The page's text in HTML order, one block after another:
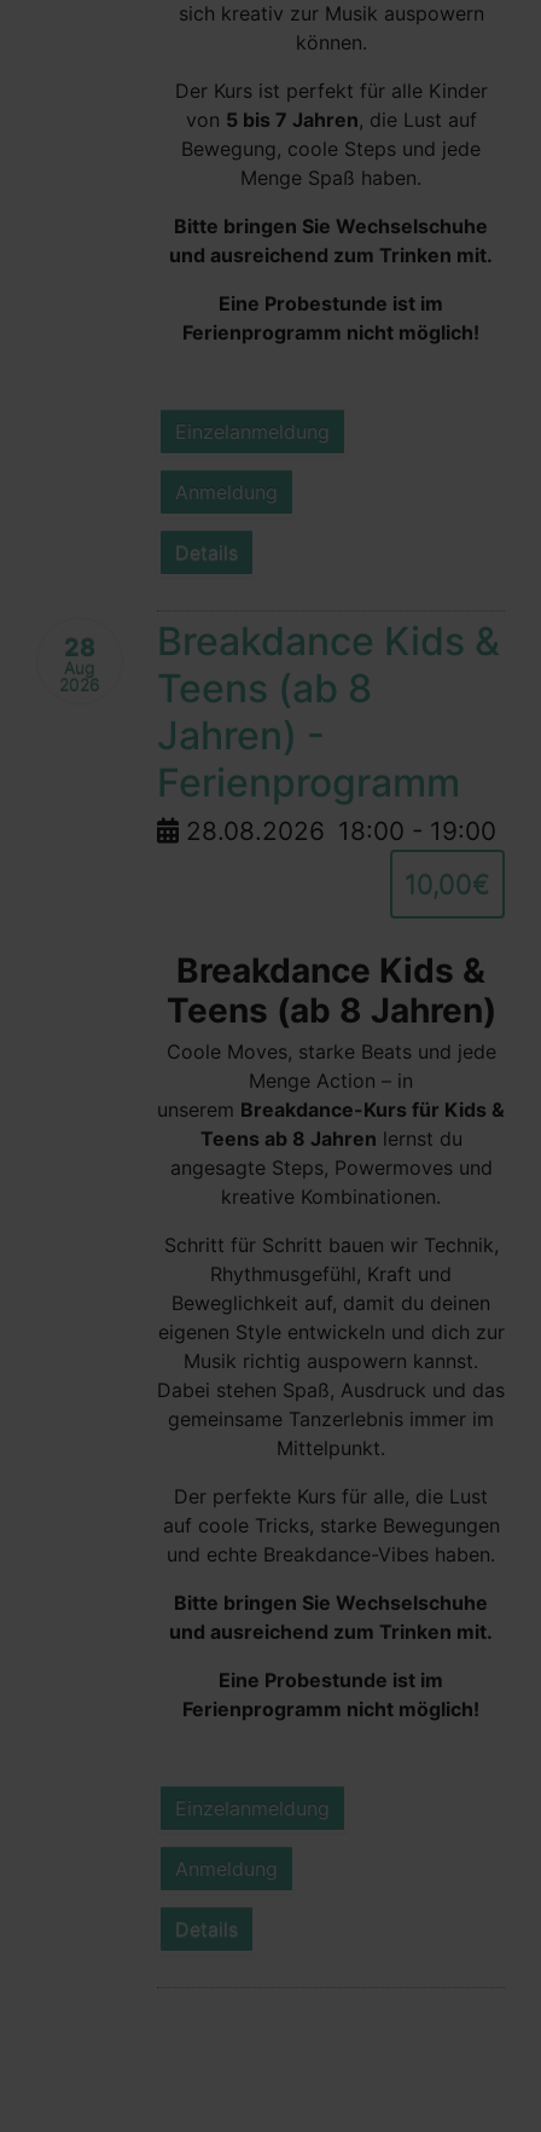
sich kreativ zur Musik auspowern
können.
Der Kurs ist perfekt für alle Kinder
von 5 bis 7 Jahren, die Lust auf
Bewegung, coole Steps und jede
Menge Spaß haben.
Bitte bringen Sie Wechselschuhe
und ausreichend zum Trinken mit.
Eine Probestunde ist im
Ferienprogramm nicht möglich!
Einzelanmeldung
Anmeldung
Details
28
Aug
2026
Breakdance Kids &
Teens (ab 8
Jahren) -
Ferienprogramm
28.08.2026 18:00 - 19:00
10,00€
Breakdance Kids &
Teens (ab 8 Jahren)
Coole Moves, starke Beats und jede
Menge Action – in
unserem Breakdance-Kurs für Kids &
Teens ab 8 Jahren lernst du
angesagte Steps, Powermoves und
kreative Kombinationen.
Schritt für Schritt bauen wir Technik,
Rhythmusgefühl, Kraft und
Beweglichkeit auf, damit du deinen
eigenen Style entwickeln und dich zur
Musik richtig auspowern kannst.
Dabei stehen Spaß, Ausdruck und das
gemeinsame Tanzerlebnis immer im
Mittelpunkt.
Der perfekte Kurs für alle, die Lust
auf coole Tricks, starke Bewegungen
und echte Breakdance-Vibes haben.
Bitte bringen Sie Wechselschuhe
und ausreichend zum Trinken mit.
Eine Probestunde ist im
Ferienprogramm nicht möglich!
Einzelanmeldung
Anmeldung
Details